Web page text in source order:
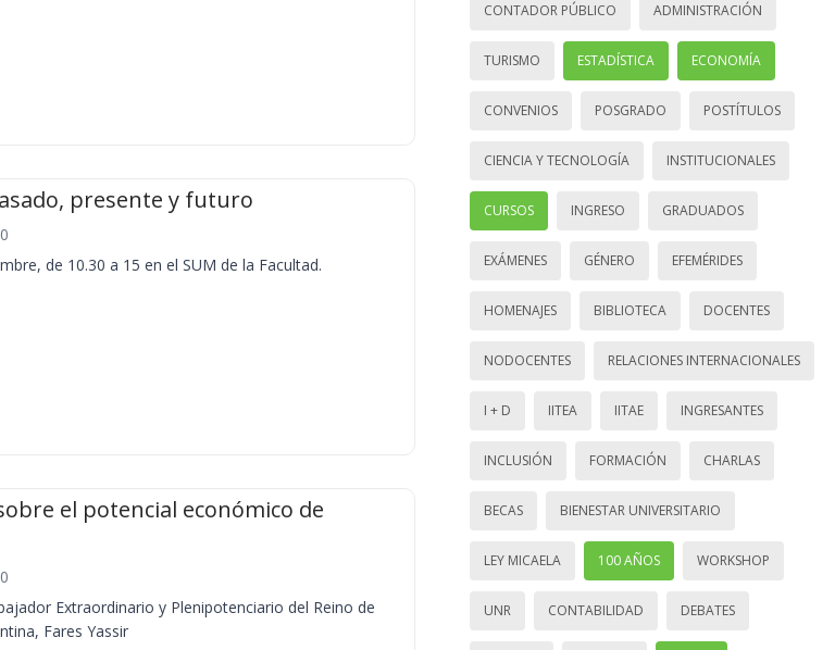
presente y futuro
de 10.30 a 15 en el SUM de la Facultad.
el potencial económico de
Extraordinario y Plenipotenciario del Reino de
Fares Yassir
CONTADOR PÚBLICO ADMINISTRACIÓN
TURISMO ESTADÍSTICA ECONOMÍA
CONVENIOS POSGRADO POSTÍTULOS
CIENCIA Y TECNOLOGÍA INSTITUCIONALES
CURSOS INGRESO GRADUADOS
EXÁMENES GÉNERO EFEMÉRIDES
HOMENAJES BIBLIOTECA DOCENTES
NODOCENTES RELACIONES INTERNACIONALES
I + D IITEA IITAE INGRESANTES
INCLUSIÓN FORMACIÓN CHARLAS
BECAS BIENESTAR UNIVERSITARIO
LEY MICAELA 100 AÑOS WORKSHOP
UNR CONTABILIDAD DEBATES